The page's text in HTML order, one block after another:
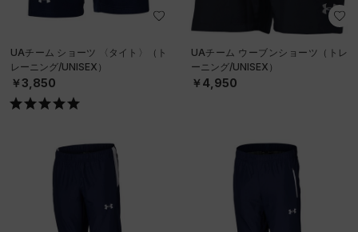
UAチーム ショーツ 〈タイト〉（ト
レーニング/UNISEX）
￥3,850
UAチーム ウーブンショーツ（トレ
ーニング/UNISEX）
￥4,950